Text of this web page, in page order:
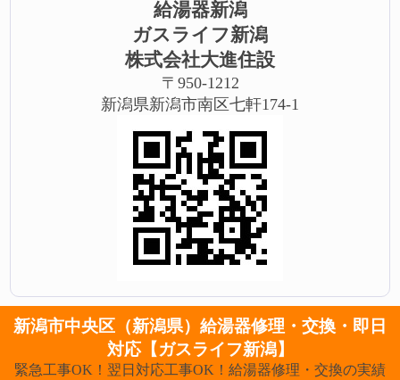
給湯器新潟
ガスライフ新潟
株式会社大進住設
〒950-1212
新潟県新潟市南区七軒174-1
新潟市中央区（新潟県）給湯器修理・交換・即日
対応【ガスライフ新潟】
緊急工事OK！翌日対応工事OK！給湯器修理・交換の実績